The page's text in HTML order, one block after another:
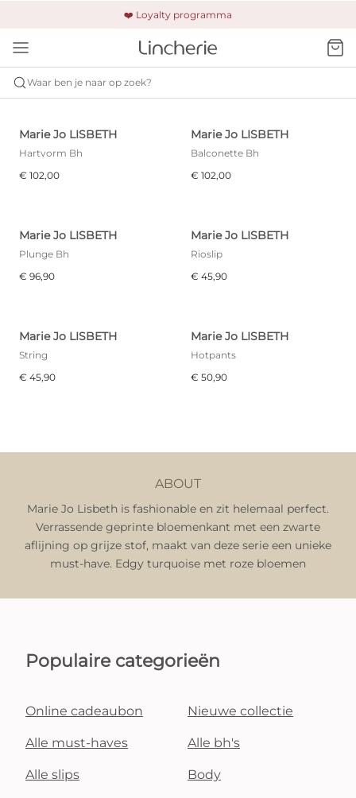
❤️ Loyalty programma
🚚 Gratis verzending & retour
🔒 Altijd veilig betalen
Waar ben je naar op zoek?
LISBETH
Marie Jo LISBETH
Hartvorm Bh
€ 102,00
Marie Jo LISBETH
Balconette Bh
€ 102,00
Marie Jo LISBETH
Plunge Bh
€ 96,90
Marie Jo LISBETH
Rioslip
€ 45,90
Marie Jo LISBETH
String
€ 45,90
Marie Jo LISBETH
Hotpants
€ 50,90
ABOUT
Marie Jo Lisbeth is fashionable en zit helemaal perfect.
Verrassende geprinte bloemenkant met een zwarte
aflijning op grijze stof, maakt van deze serie een unieke
must-have. Edgy turquoise met roze bloemen
Populaire categorieën
Online cadeaubon Nieuwe collectie
Alle must-haves Alle bh's
Alle slips Body